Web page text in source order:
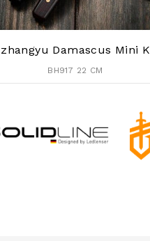
BH917 22 CM